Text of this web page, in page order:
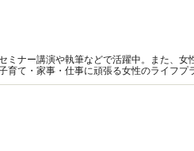
ナー講演や執筆などで活躍中。また、女
育て・家事・仕事に頑張る女性のライフプ